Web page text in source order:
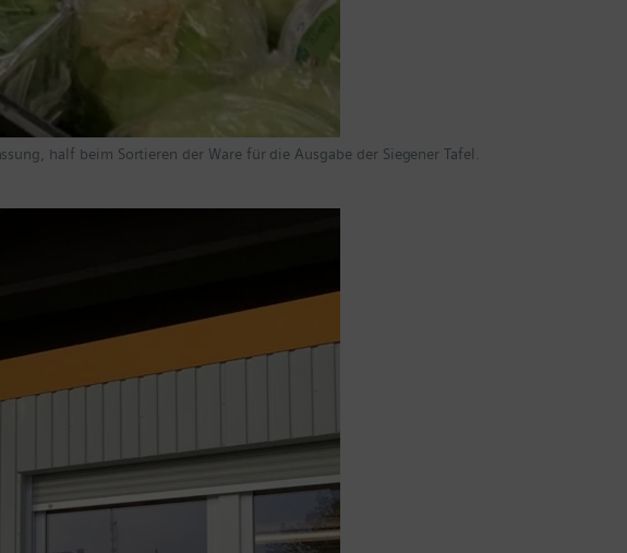
half beim Sortieren der Ware für die Ausgabe der Siegener Tafel.